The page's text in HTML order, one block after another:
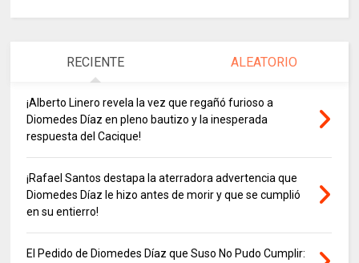
RECIENTE ALEATORIO
¡Alberto Linero revela la vez que regañó furioso a
Diomedes Díaz en pleno bautizo y la inesperada
respuesta del Cacique!
¡Rafael Santos destapa la aterradora advertencia que
Diomedes Díaz le hizo antes de morir y que se cumplió
en su entierro!
El Pedido de Diomedes Díaz que Suso No Pudo Cumplir: